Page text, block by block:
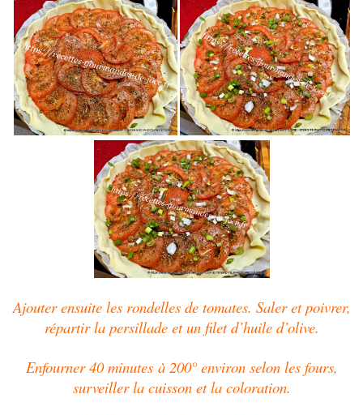
Ajouter ensuite les rondelles de tomates. Saler et poivrer,
répartir la persillade et un filet d’huile d’olive.
Enfourner40 minutes à 200° environ selon les fours,
surveiller la cuisson et la coloration.